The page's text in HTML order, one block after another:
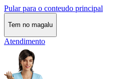
Pular para o conteudo principal
Tem no magalu
Atendimento